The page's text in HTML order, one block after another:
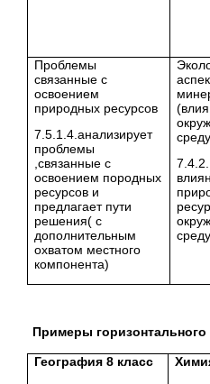
Проблемы
связанные с
освоением
природных ресурсов
7.5.1.4.анализирует
проблемы
,связанные с
освоением породных
ресурсов и
предлагает пути
решения( с
дополнительным
охватом местного
компонента)
среду
Примеры
География 8 класс